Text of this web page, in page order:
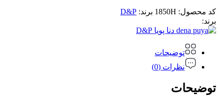
کد محصول: 1850H برند: D&P
برند:
D&P
توضیحات
نظرات (0)
توضیحات